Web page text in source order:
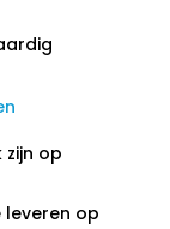
op
op